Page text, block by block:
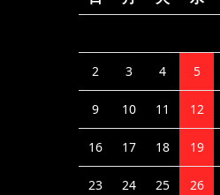
2 3 4 5
9 10 11 12
16 17 18 19
23 24 25 26